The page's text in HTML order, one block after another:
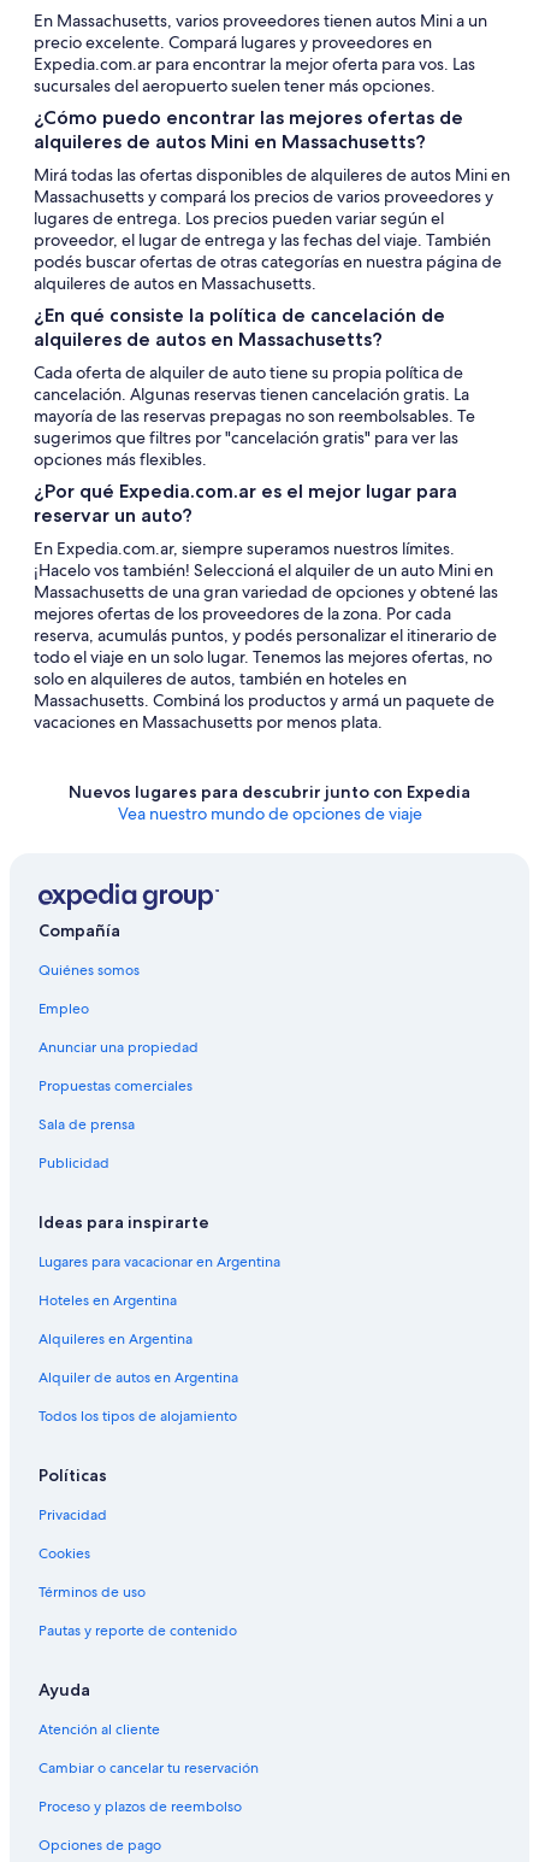
En Massachusetts, varios proveedores tienen autos Mini a un
precio excelente. Compará lugares y proveedores en
Expedia.com.ar para encontrar la mejor oferta para vos. Las
sucursales del aeropuerto suelen tener más opciones.
¿Cómo puedo encontrar las mejores ofertas de
alquileres de autos Mini en Massachusetts?
Mirá todas las ofertas disponibles de alquileres de autos Mini en
Massachusetts y compará los precios de varios proveedores y
lugares de entrega. Los precios pueden variar según el
proveedor, el lugar de entrega y las fechas del viaje. También
podés buscar ofertas de otras categorías en nuestra página de
alquileres de autos en Massachusetts.
¿En qué consiste la política de cancelación de
alquileres de autos en Massachusetts?
Cada oferta de alquiler de auto tiene su propia política de
cancelación. Algunas reservas tienen cancelación gratis. La
mayoría de las reservas prepagas no son reembolsables. Te
sugerimos que filtres por "cancelación gratis" para ver las
opciones más flexibles.
¿Por qué Expedia.com.ar es el mejor lugar para
reservar un auto?
En Expedia.com.ar, siempre superamos nuestros límites.
¡Hacelo vos también! Seleccioná el alquiler de un auto Mini en
Massachusetts de una gran variedad de opciones y obtené las
mejores ofertas de los proveedores de la zona. Por cada
reserva, acumulás puntos, y podés personalizar el itinerario de
todo el viaje en un solo lugar. Tenemos las mejores ofertas, no
solo en alquileres de autos, también en hoteles en
Massachusetts. Combiná los productos y armá un paquete de
vacaciones en Massachusetts por menos plata.
Nuevos lugares para descubrir junto con Expedia
Vea nuestro mundo de opciones de viaje
Compañía
Quiénes somos
Empleo
Anunciar una propiedad
Propuestas comerciales
Sala de prensa
Publicidad
Ideas para inspirarte
Lugares para vacacionar en Argentina
Hoteles en Argentina
Alquileres en Argentina
Alquiler de autos en Argentina
Todos los tipos de alojamiento
Políticas
Privacidad
Cookies
Términos de uso
Pautas y reporte de contenido
Ayuda
Atención al cliente
Cambiar o cancelar tu reservación
Proceso y plazos de reembolso
Opciones de pago